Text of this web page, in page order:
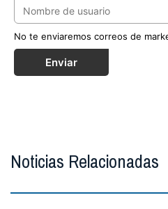
No te enviaremos correos de
Enviar
Noticias Relacionadas